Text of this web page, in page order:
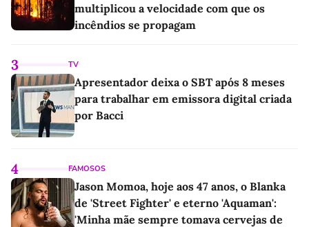
multiplicou a velocidade com que os
incêndios se propagam
3 TV
Apresentador deixa o SBT após 8 meses
para trabalhar em emissora digital criada
por Bacci
4 FAMOSOS
Jason Momoa, hoje aos 47 anos, o Blanka
de 'Street Fighter' e eterno 'Aquaman':
'Minha mãe sempre tomava cervejas de